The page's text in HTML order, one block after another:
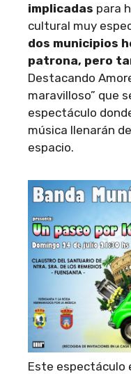
implicadas para
cultural muy
dos municipios
patrona, pero
Destacando
maravilloso” que
espectáculo
música llenarán
espacio.
Este espectáculo